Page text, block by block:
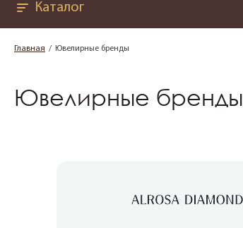
Каталог
Главная Ювелирные бренды
Ювелирные бренды